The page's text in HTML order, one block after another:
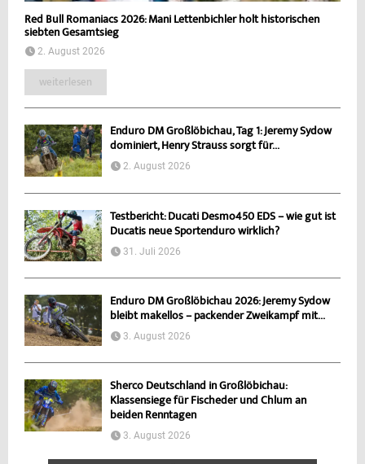
Red Bull Romaniacs 2026: Mani Lettenbichler holt historischen
siebten Gesamtsieg
2. August 2026
weiterlesen
Enduro DM Großlöbichau, Tag 1: Jeremy Sydow
dominiert, Henry Strauss sorgt für...
2. August 2026
Testbericht: Ducati Desmo450 EDS – wie gut ist
Ducatis neue Sportenduro wirklich?
31. Juli 2026
Enduro DM Großlöbichau 2026: Jeremy Sydow
bleibt makellos – packender Zweikampf mit...
3. August 2026
Sherco Deutschland in Großlöbichau:
Klassensiege für Fischeder und Chlum an
beiden Renntagen
3. August 2026